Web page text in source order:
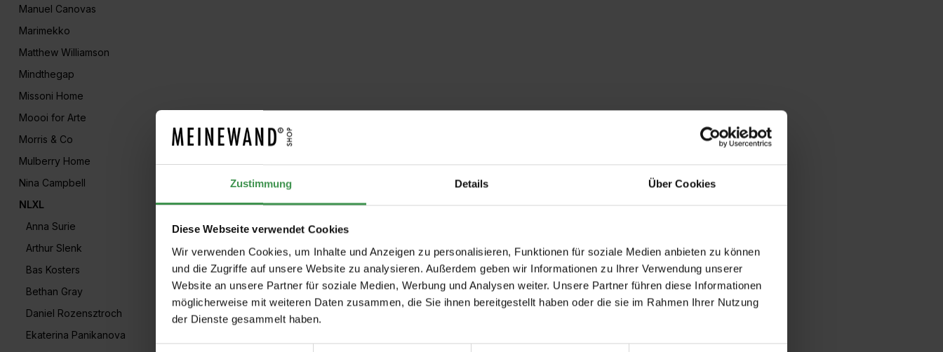
Zustimmung Details Über Cookies
Diese Webseite verwendet Cookies
Wir verwenden Cookies, um Inhalte und Anzeigen zu personalisieren, Funktionen für soziale Medien anbieten zu können
und die Zugriffe auf unsere Website zu analysieren. Außerdem geben wir Informationen zu Ihrer Verwendung unserer
Website an unsere Partner für soziale Medien, Werbung und Analysen weiter. Unsere Partner führen diese Informationen
möglicherweise mit weiteren Daten zusammen, die Sie ihnen bereitgestellt haben oder die sie im Rahmen Ihrer Nutzung
der Dienste gesammelt haben.
Manuel Canovas
Marimekko
Matthew Williamson
Mindthegap
Missoni Home
Moooi for Arte
Morris & Co
Mulberry Home
Nina Campbell
NLXL
Anna Surie
Arthur Slenk
Bas Kosters
Bethan Gray
Daniel Rozensztroch
Ekaterina Panikanova